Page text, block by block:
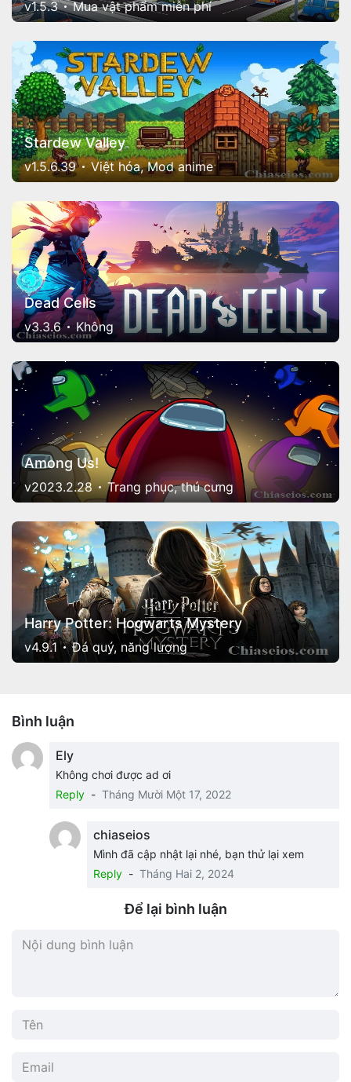
v1.5.3 Mua vật phẩm miễn phí
Stardew Valley
v1.5.6.39 Việt hóa, Mod anime
Dead Cells
v3.3.6 Không
Among Us!
v2023.2.28 Trang phục, thú cưng
Harry Potter: Hogwarts Mystery
v4.9.1 Đá quý, năng lượng
Bình luận
Ely
Không chơi được ad ơi
Reply - Tháng Mười Một 17, 2022
chiaseios
Mình đã cập nhật lại nhé, bạn thử lại xem
Reply - Tháng Hai 2, 2024
Để lại bình luận